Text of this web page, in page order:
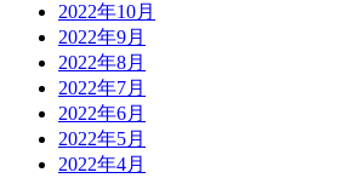
2022年10月
2022年9月
2022年8月
2022年7月
2022年6月
2022年5月
2022年4月